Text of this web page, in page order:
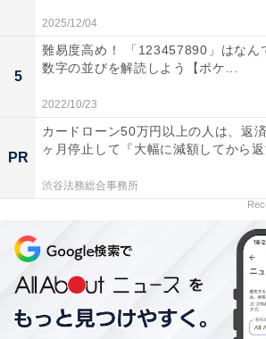
2025/12/04
5
難易度高め！ 「123457890」はなん
数字の並びを解読しよう【ポケ...
2022/10/23
PR
カードローン50万円以上の人は、返
ヶ月停止して『大幅に減額してから返
渋谷法務総合事務所